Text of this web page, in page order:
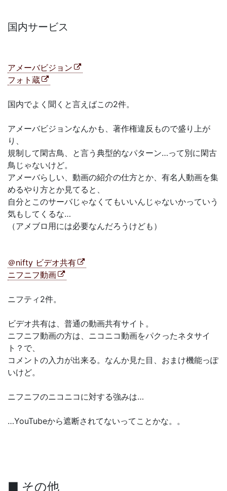
国内サービス
アメーバビジョン
フォト蔵
国内でよく聞くと言えばこの2件。
アメーバビジョンなんかも、著作権違反もので盛り上が
り、
規制して閑古鳥、と言う典型的なパターン…って別に閑古
鳥じゃないけど。
アメーバらしい、動画の紹介の仕方とか、有名人動画を集
めるやり方とか見てると、
自分とこのサーバじゃなくてもいいんじゃないかっていう
気もしてくるな…
（アメブロ用には必要なんだろうけども）
＠nifty ビデオ共有
ニフニフ動画
ニフティ2件。
ビデオ共有は、普通の動画共有サイト。
ニフニフ動画の方は、ニコニコ動画をパクったネタサイ
ト？で、
コメントの入力が出来る。なんか見た目、おまけ機能っぽ
いけど。
ニフニフのニコニコに対する強みは…
…YouTubeから遮断されてないってことかな。。
■ その他